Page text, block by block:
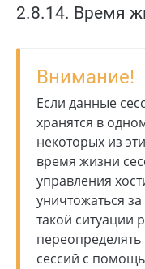
2.8.14. Время
Внимание!
Если данные
хранятся в
некоторых из
время жизни
управления
уничтожаться
такой ситуации
сессий с